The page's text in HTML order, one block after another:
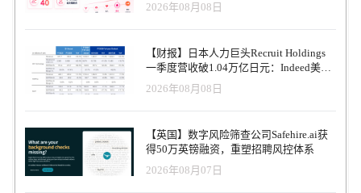
2026年08月08日
【财报】日本人力巨头Recruit Holdings
一季度营收破1.04万亿日元：Indeed美国
收入逆势增长30%，AI招聘推动利润率升
至47.4%
2026年08月08日
【英国】数字风险筛查公司Safehire.ai获
得50万英镑融资，重塑招聘风控体系
2026年08月07日